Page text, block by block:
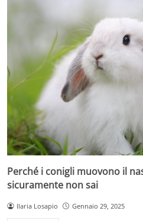
Perché i conigli muovono il
sicuramente non sai
Ilaria Losapio Gennaio 29, 2025